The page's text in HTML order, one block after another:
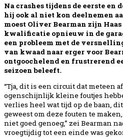
Na crashes tijdens de eerste en
hij ook al niet kon deelnemen
moest Oliver Bearman zijn
kwalificatie opnieuw in de
een probleem met de
van kwaad naar erger voor
ontgoochelend en frustrerend
seizoen beleeft.
“Tja, dit is een circuit dat meteen
ogenschijnlijk kleine foutjes
verlies heel wat tijd op de baan,
geweest om deze fouten te
niet goed genoeg,” zei Bearman
vroegtijdig tot een einde was